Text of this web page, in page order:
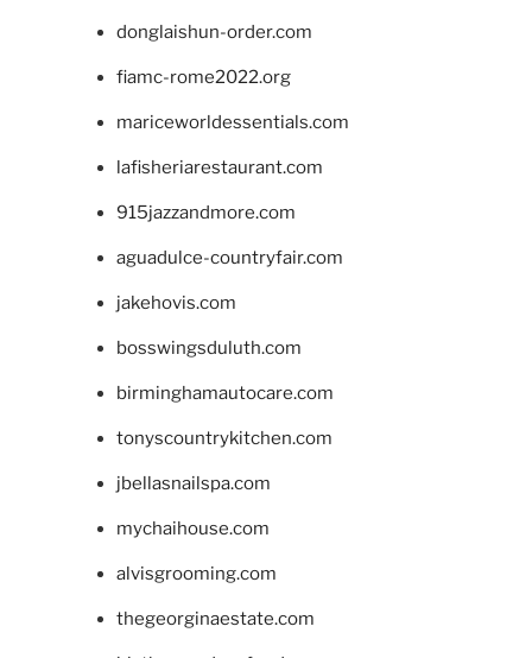
donglaishun-order.com
fiamc-rome2022.org
mariceworldessentials.com
lafisheriarestaurant.com
915jazzandmore.com
aguadulce-countryfair.com
jakehovis.com
bosswingsduluth.com
birminghamautocare.com
tonyscountrykitchen.com
jbellasnailspa.com
mychaihouse.com
alvisgrooming.com
thegeorginaestate.com